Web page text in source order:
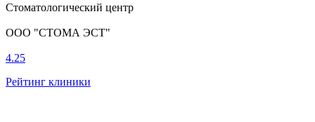
Стоматологический центр
ООО "СТОМА ЭСТ"
4.25
Рейтинг клиники